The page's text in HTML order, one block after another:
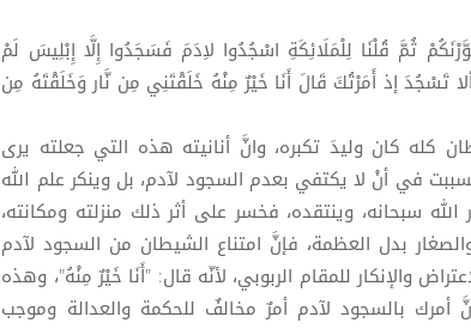
ثُمَّ قُلْنَا لِلْمَلَائِكَةِ اسْجُدُوا لاِدَمَ فَسَجَدُوا إِلَّا إِبْلِيسَ لَمْ
تَسْجُدَ إذ أَمَرْتُكَ قَالَ أَنَا خَيْرٌ مِنْهُ خَلَقْتَنِي مِن نَّار وَخَلَقْتَهُ مِن
كله كان وليدَ تكبره، وانَّ أنانيته هذه التي جعلته يرى
في أنْ لا يكتفي بعدم السجود لآدم، بل وينكر علم الله
سبحانه، وينتقده، فخسر على أثر ذلك منزلته ومكانته،
بدل العظمة، فإنَّ امتناع الشيطان من السجود لآدم
والإنكار للمقام الربوبي، لأنّه قال: "أَنَا خَيْرٌ مِنْهُ"، وهذه
أمرك بالسجود لآدم أمرٌ مخالفٌ للحكمة والعدالة وموجب